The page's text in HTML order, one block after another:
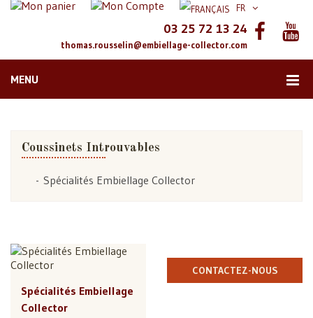
FR
03 25 72 13 24
thomas.rousselin@embiellage-collector.com
MENU
Coussinets Introuvables
Spécialités Embiellage Collector
Spécialités Embiellage
Collector
CONTACTEZ-NOUS